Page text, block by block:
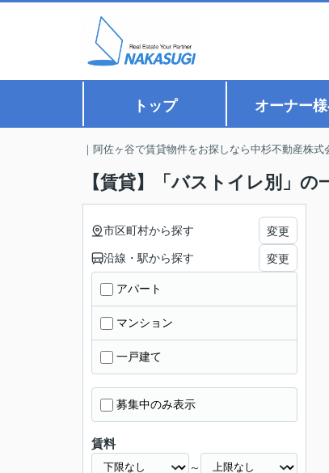
トップ オーナー
｜阿佐ヶ谷で賃貸物件をお探しなら中杉不動産株式
【賃貸】「バストイレ別」の
市区町村から探す 変更
沿線・駅から探す 変更
アパート
マンション
一戸建て
募集中のみ表示
賃料
～